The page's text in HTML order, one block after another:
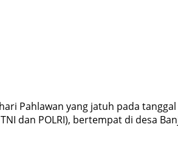
Pahlawan yang jatuh pada
dan POLRI), bertempat di desa